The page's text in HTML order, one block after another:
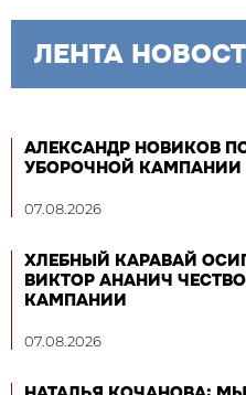
ЛЕНТА
АЛЕКСАНДР НОВИКОВ
УБОРОЧНОЙ КАМПАНИИ
07.08.2026
ХЛЕБНЫЙ КАРАВАЙ
ВИКТОР АНАНИЧ
КАМПАНИИ
07.08.2026